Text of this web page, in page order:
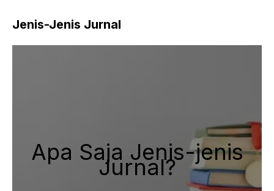
Jenis-Jenis Jurnal
Apa Saja Jenis-jenis
Jurnal?